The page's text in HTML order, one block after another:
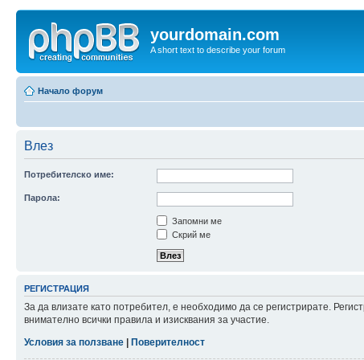
yourdomain.com
A short text to describe your forum
Начало форум
Влез
Потребителско име:
Парола:
Запомни ме
Скрий ме
РЕГИСТРАЦИЯ
За да влизате като потребител, е необходимо да се регистрирате.
внимателно всички правила и изисквания за участие.
Условия за ползване
Поверителност